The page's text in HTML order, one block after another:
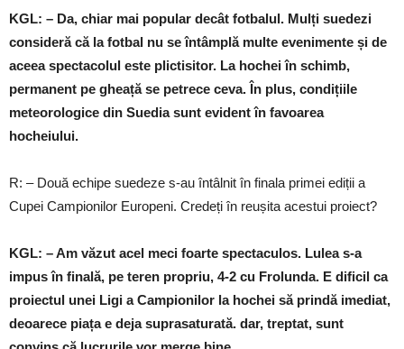
KGL: – Da, chiar mai popular decât fotbalul. Mulți suedezi
consideră că la fotbal nu se întâmplă multe evenimente și de
aceea spectacolul este plictisitor. La hochei în schimb,
permanent pe gheață se petrece ceva. În plus, condițiile
meteorologice din Suedia sunt evident în favoarea
hocheiului.
R: – Două echipe suedeze s-au întâlnit în finala primei ediții a
Cupei Campionilor Europeni. Credeți în reușita acestui proiect?
KGL: – Am văzut acel meci foarte spectaculos. Lulea s-a
impus în finală, pe teren propriu, 4-2 cu Frolunda. E dificil ca
proiectul unei Ligi a Campionilor la hochei să prindă imediat,
deoarece piața e deja suprasaturată. dar, treptat, sunt